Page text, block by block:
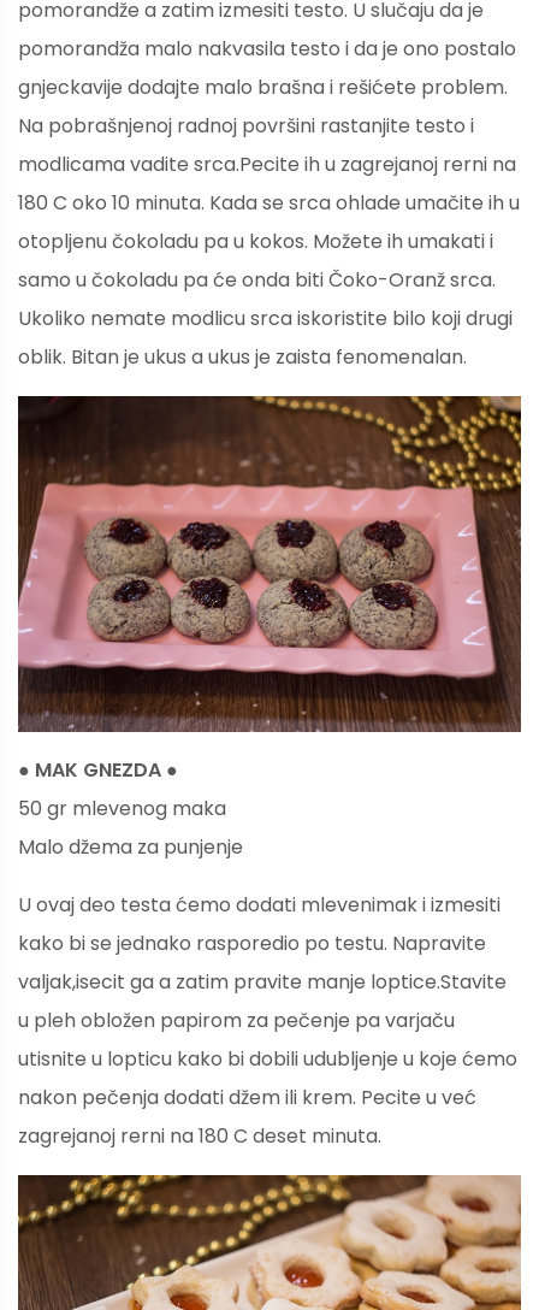
pomorandže a zatim izmesiti testo. U slučaju da je
pomorandža malo nakvasila testo i da je ono postalo
gnjeckavije dodajte malo brašna i rešićete problem.
Na pobrašnjenoj radnoj površini rastanjite testo i
modlicama vadite srca.Pecite ih u zagrejanoj rerni na
180 C oko 10 minuta. Kada se srca ohlade umačite ih u
otopljenu čokoladu pa u kokos. Možete ih umakati i
samo u čokoladu pa će onda biti Čoko-Oranž srca.
Ukoliko nemate modlicu srca iskoristite bilo koji drugi
oblik. Bitan je ukus a ukus je zaista fenomenalan.
● MAK GNEZDA ●
50 gr mlevenog maka
Malo džema za punjenje
U ovaj deo testa ćemo dodati mlevenimak i izmesiti
kako bi se jednako rasporedio po testu. Napravite
valjak,isecit ga a zatim pravite manje loptice.Stavite
u pleh obložen papirom za pečenje pa varjaču
utisnite u lopticu kako bi dobili udubljenje u koje ćemo
nakon pečenja dodati džem ili krem. Pecite u već
zagrejanoj rerni na 180 C deset minuta.